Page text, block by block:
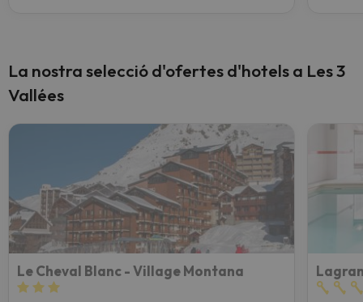
La nostra selecció d'ofertes d'hotels a Les 3
Vallées
Le Cheval Blanc - Village Montana